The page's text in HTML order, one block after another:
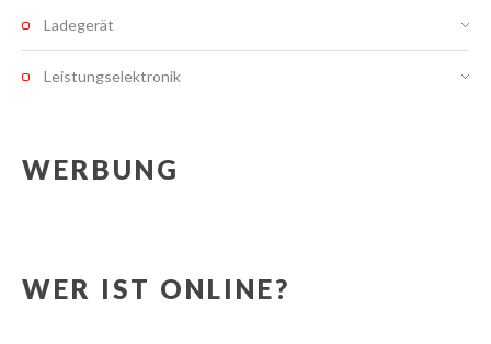
Ladegerät
Leistungselektronik
WERBUNG
WER IST ONLINE?